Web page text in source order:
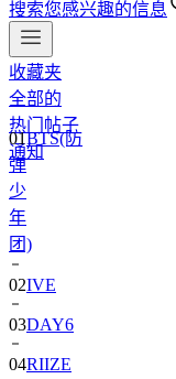
搜索您感兴趣的信息
收藏夹
全部的
热门帖子
通知
01BTS(防
弹
少
年
团)
02IVE
03DAY6
04RIIZE
05NCT